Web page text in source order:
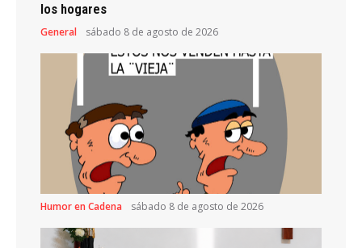
los hogares
General sábado 8 de agosto de 2026
Humor en Cadena sábado 8 de agosto de 2026